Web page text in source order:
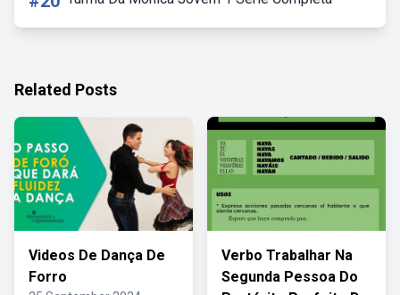
Related Posts
Videos De Dança De
Forro
Verbo Trabalhar Na
Segunda Pessoa Do